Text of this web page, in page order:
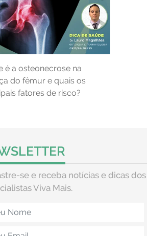
é a osteonecrose na
do fêmur e quais os
fatores de risco?
se e receba notícias e dicas dos
Viva Mais.